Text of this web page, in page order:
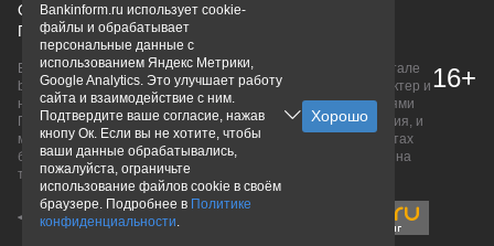
О проектеПолитика конфиденциальности
Правовая информацияДля рекламодателей
Вся информация о продуктах банков, размещенная на портале
bankinform.ru, носит исключительно ознакомительный характер и
не является публичной офертой, определяемой положениями
ГК РФ. Информация не содержит точного и полного описания, и
может быть изменена. Конечные условия уточняйте на сайтах
банков или при личном обращении. Исключительное право на
товарные знаки принадлежит их правообладателям.
16+
Bankinform.ru использует cookie-
файлы и обрабатывает
персональные данные с
использованием Яндекс Метрики,
Google Analytics. Это улучшает работу
сайта и взаимодействие с ним.
Подтвердите ваше согласие, нажав
кнопу Ок. Если вы не хотите, чтобы
ваши данные обрабатывались,
пожалуйста, ограничьте
использование файлов cookie в своём
браузере. Подробнее в Политике
конфиденциальности.